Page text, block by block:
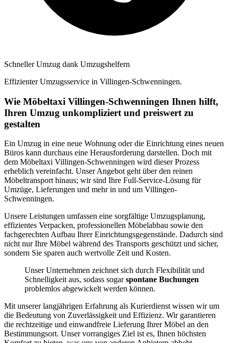
Schneller Umzug dank Umzugshelfern
Effizienter Umzugsservice in Villingen-Schwenningen.
Wie Möbeltaxi Villingen-Schwenningen Ihnen hilft,
Ihren Umzug unkompliziert und preiswert zu
gestalten
Ein Umzug in eine neue Wohnung oder die Einrichtung eines neuen
Büros kann durchaus eine Herausforderung darstellen. Doch mit
dem Möbeltaxi Villingen-Schwenningen wird dieser Prozess
erheblich vereinfacht. Unser Angebot geht über den reinen
Möbeltransport hinaus; wir sind Ihre Full-Service-Lösung für
Umzüge, Lieferungen und mehr in und um Villingen-
Schwenningen.
Unsere Leistungen umfassen eine sorgfältige Umzugsplanung,
effizientes Verpacken, professionellen Möbelabbau sowie den
fachgerechten Aufbau Ihrer Einrichtungsgegenstände. Dadurch sind
nicht nur Ihre Möbel während des Transports geschützt und sicher,
sondern Sie sparen auch wertvolle Zeit und Kosten.
Unser Unternehmen zeichnet sich durch Flexibilität und
Schnelligkeit aus, sodass sogarspontane Buchungen
problemlos abgewickelt werden können.
Mit unserer langjährigen Erfahrung als Kurierdienst wissen wir um
die Bedeutung von Zuverlässigkeit und Effizienz. Wir garantieren
die rechtzeitige und einwandfreie Lieferung Ihrer Möbel an den
Bestimmungsort. Unser vorrangiges Ziel ist es, Ihnen höchsten